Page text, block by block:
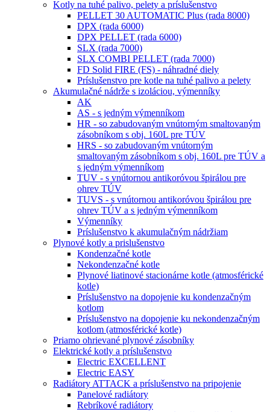
Kotly na tuhé palivo, pelety a príslušenstvo
PELLET 30 AUTOMATIC Plus (rada 8000)
DPX (rada 6000)
DPX PELLET (rada 6000)
SLX (rada 7000)
SLX COMBI PELLET (rada 7000)
FD Solid FIRE (FS) - náhradné diely
Príslušenstvo pre kotle na tuhé palivo a pelety
Akumulačné nádrže s izoláciou, výmenníky
AK
AS - s jedným výmenníkom
HR - so zabudovaným vnútorným smaltovaným
zásobníkom s obj. 160L pre TÚV
HRS - so zabudovaným vnútorným
smaltovaným zásobníkom s obj. 160L pre TÚV a
s jedným výmenníkom
TUV - s vnútornou antikoróvou špirálou pre
ohrev TÚV
TUVS - s vnútornou antikoróvou špirálou pre
ohrev TÚV a s jedným výmenníkom
Výmenníky
Príslušenstvo k akumulačným nádržiam
Plynové kotly a prislušenstvo
Kondenzačné kotle
Nekondenzačné kotle
Plynové liatinové stacionárne kotle (atmosférické
kotle)
Príslušenstvo na dopojenie ku kondenzačným
kotlom
Príslušenstvo na dopojenie ku nekondenzačným
kotlom (atmosférické kotle)
Priamo ohrievané plynové zásobníky
Elektrické kotly a príslušenstvo
Electric EXCELLENT
Electric EASY
Radiátory ATTACK a príslušenstvo na pripojenie
Panelové radiátory
Rebríkové radiátory